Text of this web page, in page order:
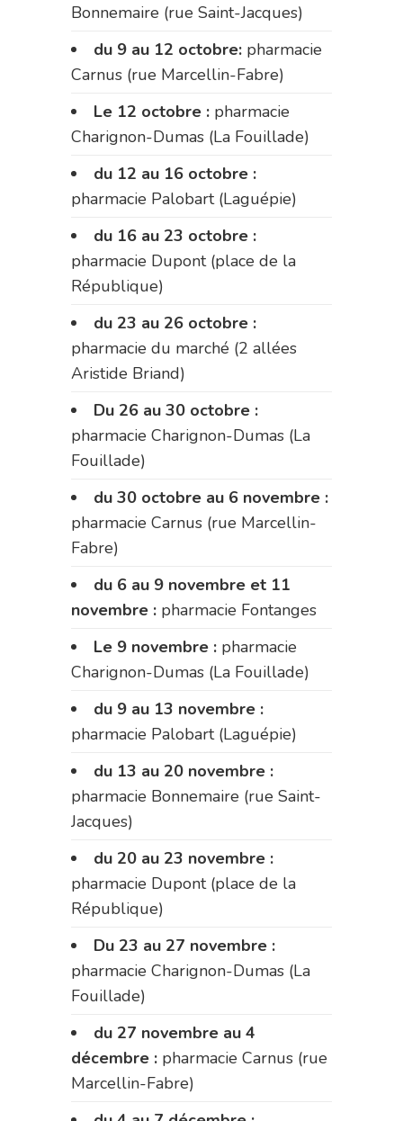
Bonnemaire (rue Saint-Jacques)
du 9 au 12 octobre: pharmacie
Carnus (rue Marcellin-Fabre)
Le 12 octobre : pharmacie
Charignon-Dumas (La Fouillade)
du 12 au 16 octobre :
pharmacie Palobart (Laguépie)
du 16 au 23 octobre :
pharmacie Dupont (place de la
République)
du 23 au 26 octobre :
pharmacie du marché (2 allées
Aristide Briand)
Du 26 au 30 octobre :
pharmacie Charignon-Dumas (La
Fouillade)
du 30 octobre au 6 novembre :
pharmacie Carnus (rue Marcellin-
Fabre)
du 6 au 9 novembre et 11
novembre : pharmacie Fontanges
Le 9 novembre : pharmacie
Charignon-Dumas (La Fouillade)
du 9 au 13 novembre :
pharmacie Palobart (Laguépie)
du 13 au 20 novembre :
pharmacie Bonnemaire (rue Saint-
Jacques)
du 20 au 23 novembre :
pharmacie Dupont (place de la
République)
Du 23 au 27 novembre :
pharmacie Charignon-Dumas (La
Fouillade)
du 27 novembre au 4
décembre : pharmacie Carnus (rue
Marcellin-Fabre)